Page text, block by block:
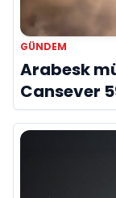
GÜNDEM
Arabesk
Cansever